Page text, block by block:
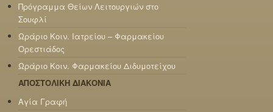
Πρόγραμμα Θείων Λειτουργιών στο
Σουφλί
Ωράριο Κοιν. Ιατρείου – Φαρμακείου
Ορεστιάδος
Ωράριο Κοιν. Φαρμακείου Διδυμοτείχου
ΑΠΟΣΤΟΛΙΚΗ ΔΙΑΚΟΝΙΑ
Αγία Γραφή